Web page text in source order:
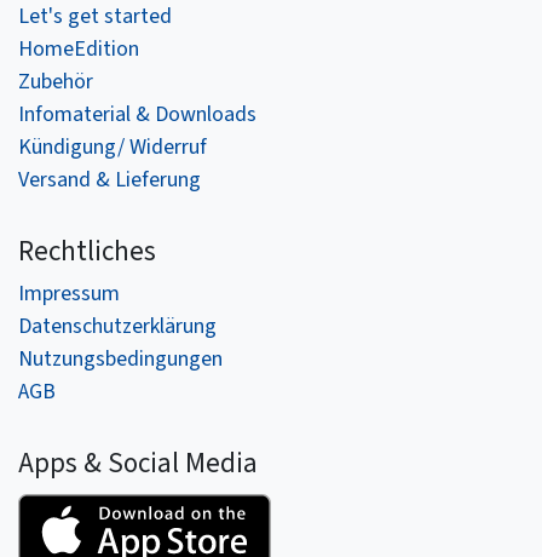
Let's get started
HomeEdition
Zubehör
Infomaterial & Downloads
Kündigung/ Widerruf
Versand & Lieferung
Rechtliches
Impressum
Datenschutzerklärung
Nutzungsbedingungen
AGB
Apps & Social Media